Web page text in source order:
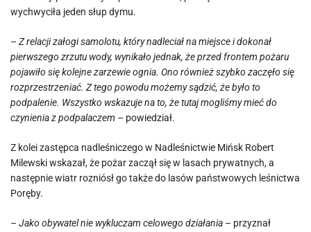
wychwyciła jeden słup dymu.
– Z relacji załogi samolotu, który nadleciał na miejsce i dokonał
pierwszego zrzutu wody, wynikało jednak, że przed frontem pożaru
pojawiło się kolejne zarzewie ognia. Ono również szybko zaczęło się
rozprzestrzeniać. Z tego powodu możemy sądzić, że było to
podpalenie. Wszystko wskazuje na to, że tutaj mogliśmy mieć do
czynienia z podpalaczem – powiedział.
Z kolei zastępca nadleśniczego w Nadleśnictwie Mińsk Robert
Milewski wskazał, że pożar zaczął się w lasach prywatnych, a
następnie wiatr rozniósł go także do lasów państwowych leśnictwa
Poręby.
– Jako obywatel nie wykluczam celowego działania – przyznał